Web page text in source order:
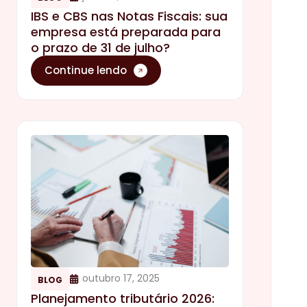
IBS e CBS nas Notas Fiscais: sua
empresa está preparada para
o prazo de 31 de julho?
Continue lendo
BLOG outubro 17, 2025
Planejamento tributário 2026: